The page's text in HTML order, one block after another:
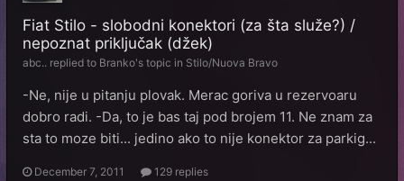
Fiat Stilo - slobodni konektori (za šta služe?) /
nepoznat priključak (džek)
abc.. replied to Branko's topic in Stilo/Nuova Bravo
-Ne, nije u pitanju plovak. Merac goriva u rezervoaru
dobro radi. -Da, to je bas taj pod brojem 11. Ne znam za
sta to moze biti... jedino ako to nije konektor za parkig...
December 7, 2011 129 replies